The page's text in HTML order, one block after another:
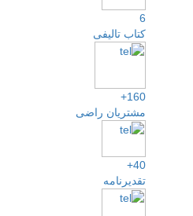
6
کتاب تالیفی
160+
مشتریان راضی
40+
تقدیرنامه